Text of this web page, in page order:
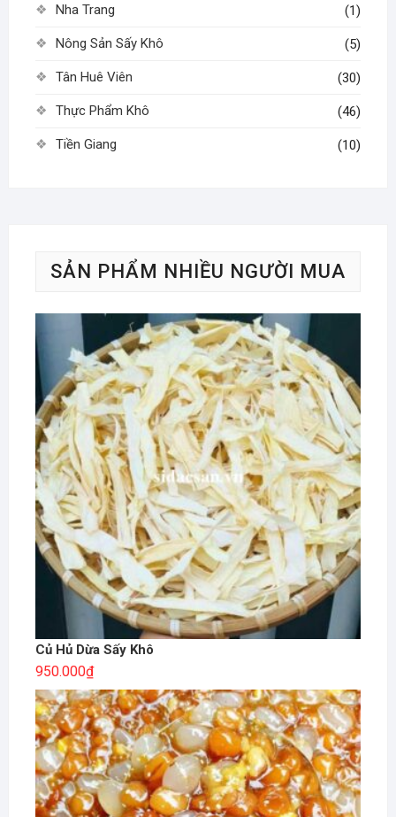
Nha Trang (1)
Nông Sản Sấy Khô (5)
Tân Huê Viên (30)
Thực Phẩm Khô (46)
Tiền Giang (10)
SẢN PHẨM NHIỀU NGƯỜI MUA
Củ Hủ Dừa Sấy Khô
950.000₫